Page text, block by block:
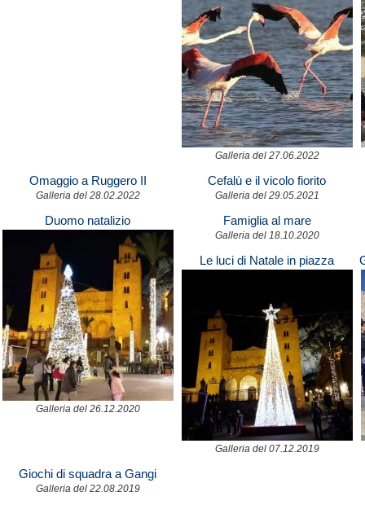
Galleria del 27.06.2022
Omaggio a Ruggero II
Galleria del 28.02.2022
Cefalù e il vicolo fiorito
Galleria del 29.05.2021
Duomo natalizio
Galleria del 26.12.2020
Famiglia al mare
Galleria del 18.10.2020
Le luci di Natale in piazza
Duomo
Galleria del 07.12.2019
Giochi di squadra a Gangi
Galleria del 22.08.2019